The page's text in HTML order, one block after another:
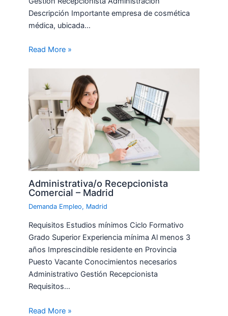
Descripción Importante empresa de cosmética
médica, ubicada…
Read More »
Administrativa/o Recepcionista
Comercial – Madrid
Demanda Empleo, Madrid
Requisitos Estudios mínimos Ciclo Formativo
Grado Superior Experiencia mínima Al menos 3
años Imprescindible residente en Provincia
Puesto Vacante Conocimientos necesarios
Administrativo Gestión Recepcionista
Requisitos…
Read More »